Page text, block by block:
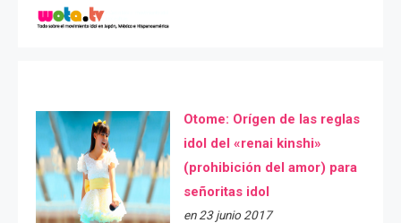
Otome: Orígen de las reglas
idol del «renai kinshi»
(prohibición del amor) para
señoritas idol
en 23 junio 2017